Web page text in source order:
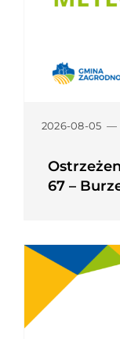
2026-08-05 —
67 –